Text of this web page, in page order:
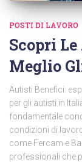
POSTI DI LAVORO
Scopri Le
Meglio
Autisti Benefici:
per gli autisti in
fondamentale
condizioni di
come Fercam e
professionali che